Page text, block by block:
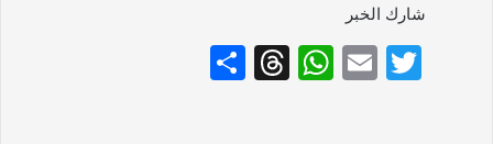
شارك الخبر
T
E
W
T